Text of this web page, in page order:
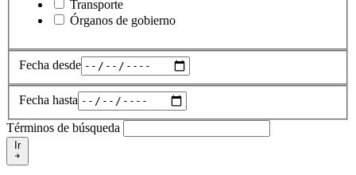
Transporte
Órganos de gobierno
Fecha desde
Fecha hasta
Términos de búsqueda
Ir